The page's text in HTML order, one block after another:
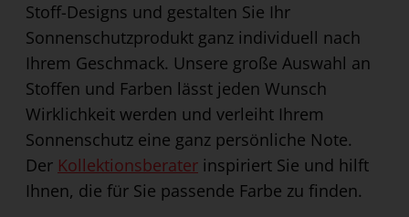
Stoff-Designs und gestalten Sie Ihr
Sonnenschutzprodukt ganz individuell nach
Ihrem Geschmack. Unsere große Auswahl an
Stoffen und Farben lässt jeden Wunsch
Wirklichkeit werden und verleiht Ihrem
Sonnenschutz eine ganz persönliche Note.
Der Kollektionsberater inspiriert Sie und hilft
Ihnen, die für Sie passende Farbe zu finden.